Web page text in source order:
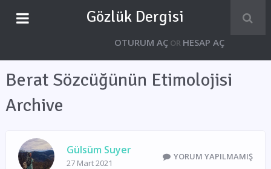
Gözlük Dergisi
OTURUM AÇOR HESAP AÇ
Berat Sözcüğünün Etimolojisi
Archive
Gülsüm Suyer
27 Mart 2021
YORUM YAPILMAMIŞ